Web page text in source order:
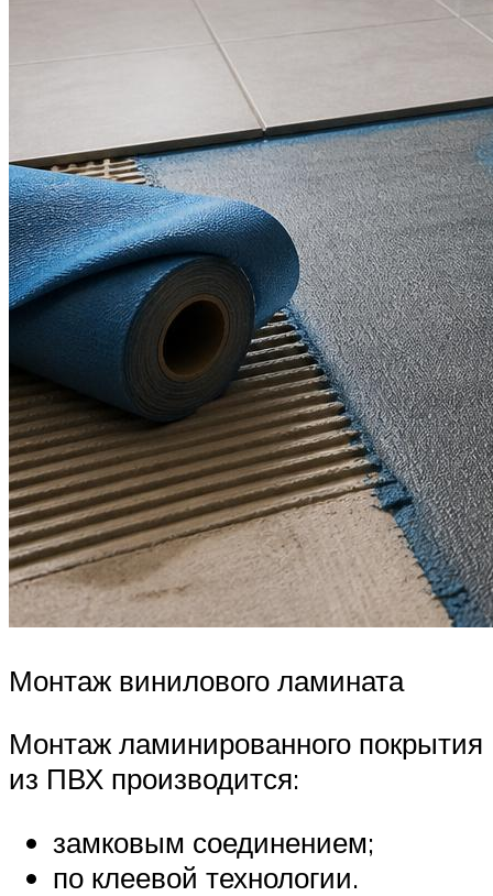
Монтаж винилового ламината
Монтаж ламинированного покрытия
из ПВХ производится:
замковым соединением;
по клеевой технологии.